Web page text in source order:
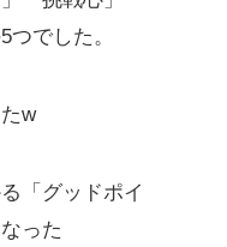
つでした。
w
「グッドポイ
った